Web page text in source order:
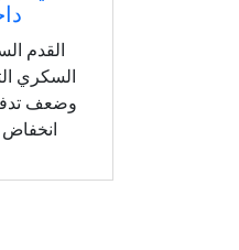
القدم
السكري
وضعف
انخفاض
الإصابة
قرح